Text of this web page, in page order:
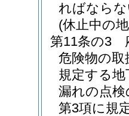
ればなら
(休止中の
第11条の3
危険物の
規定する
漏れの点
第3項に規